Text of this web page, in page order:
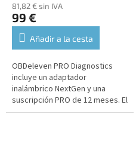
81,82 € sin IVA
99 €
Añadir a la cesta
OBDeleven PRO Diagnostics
incluye un adaptador
inalámbrico NextGen y una
suscripción PRO de 12 meses. El
dispositivo es compatible con